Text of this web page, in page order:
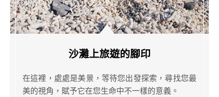
沙灘上旅遊的腳印
在這裡，處處是美景，等待您出發探索，尋找您最
美的視角，賦予它在您生命中不一樣的意義。